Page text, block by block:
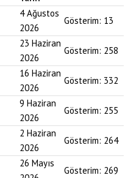
4 Ağustos
2026
Gösterim: 13
23 Haziran
2026
Gösterim: 258
16 Haziran
2026
Gösterim: 332
9 Haziran
2026
Gösterim: 255
2 Haziran
2026
Gösterim: 264
26 Mayıs
Gösterim: 269